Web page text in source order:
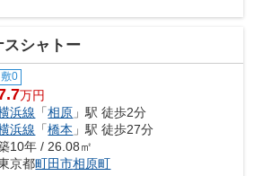
スシャトー
敷0
万円
浜線 「相原 」駅 徒歩2分
浜線 「橋本 」駅 徒歩27分
10年 / 26.08㎡
京都町田市相原町